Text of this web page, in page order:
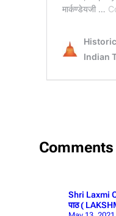
Comments
Shri Laxmi
पाठ (